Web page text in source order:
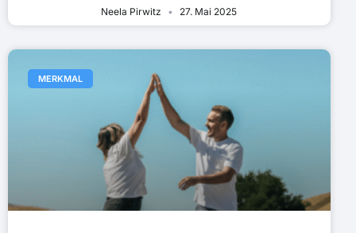
Neela Pirwitz 27. Mai 2025
MERKMAL